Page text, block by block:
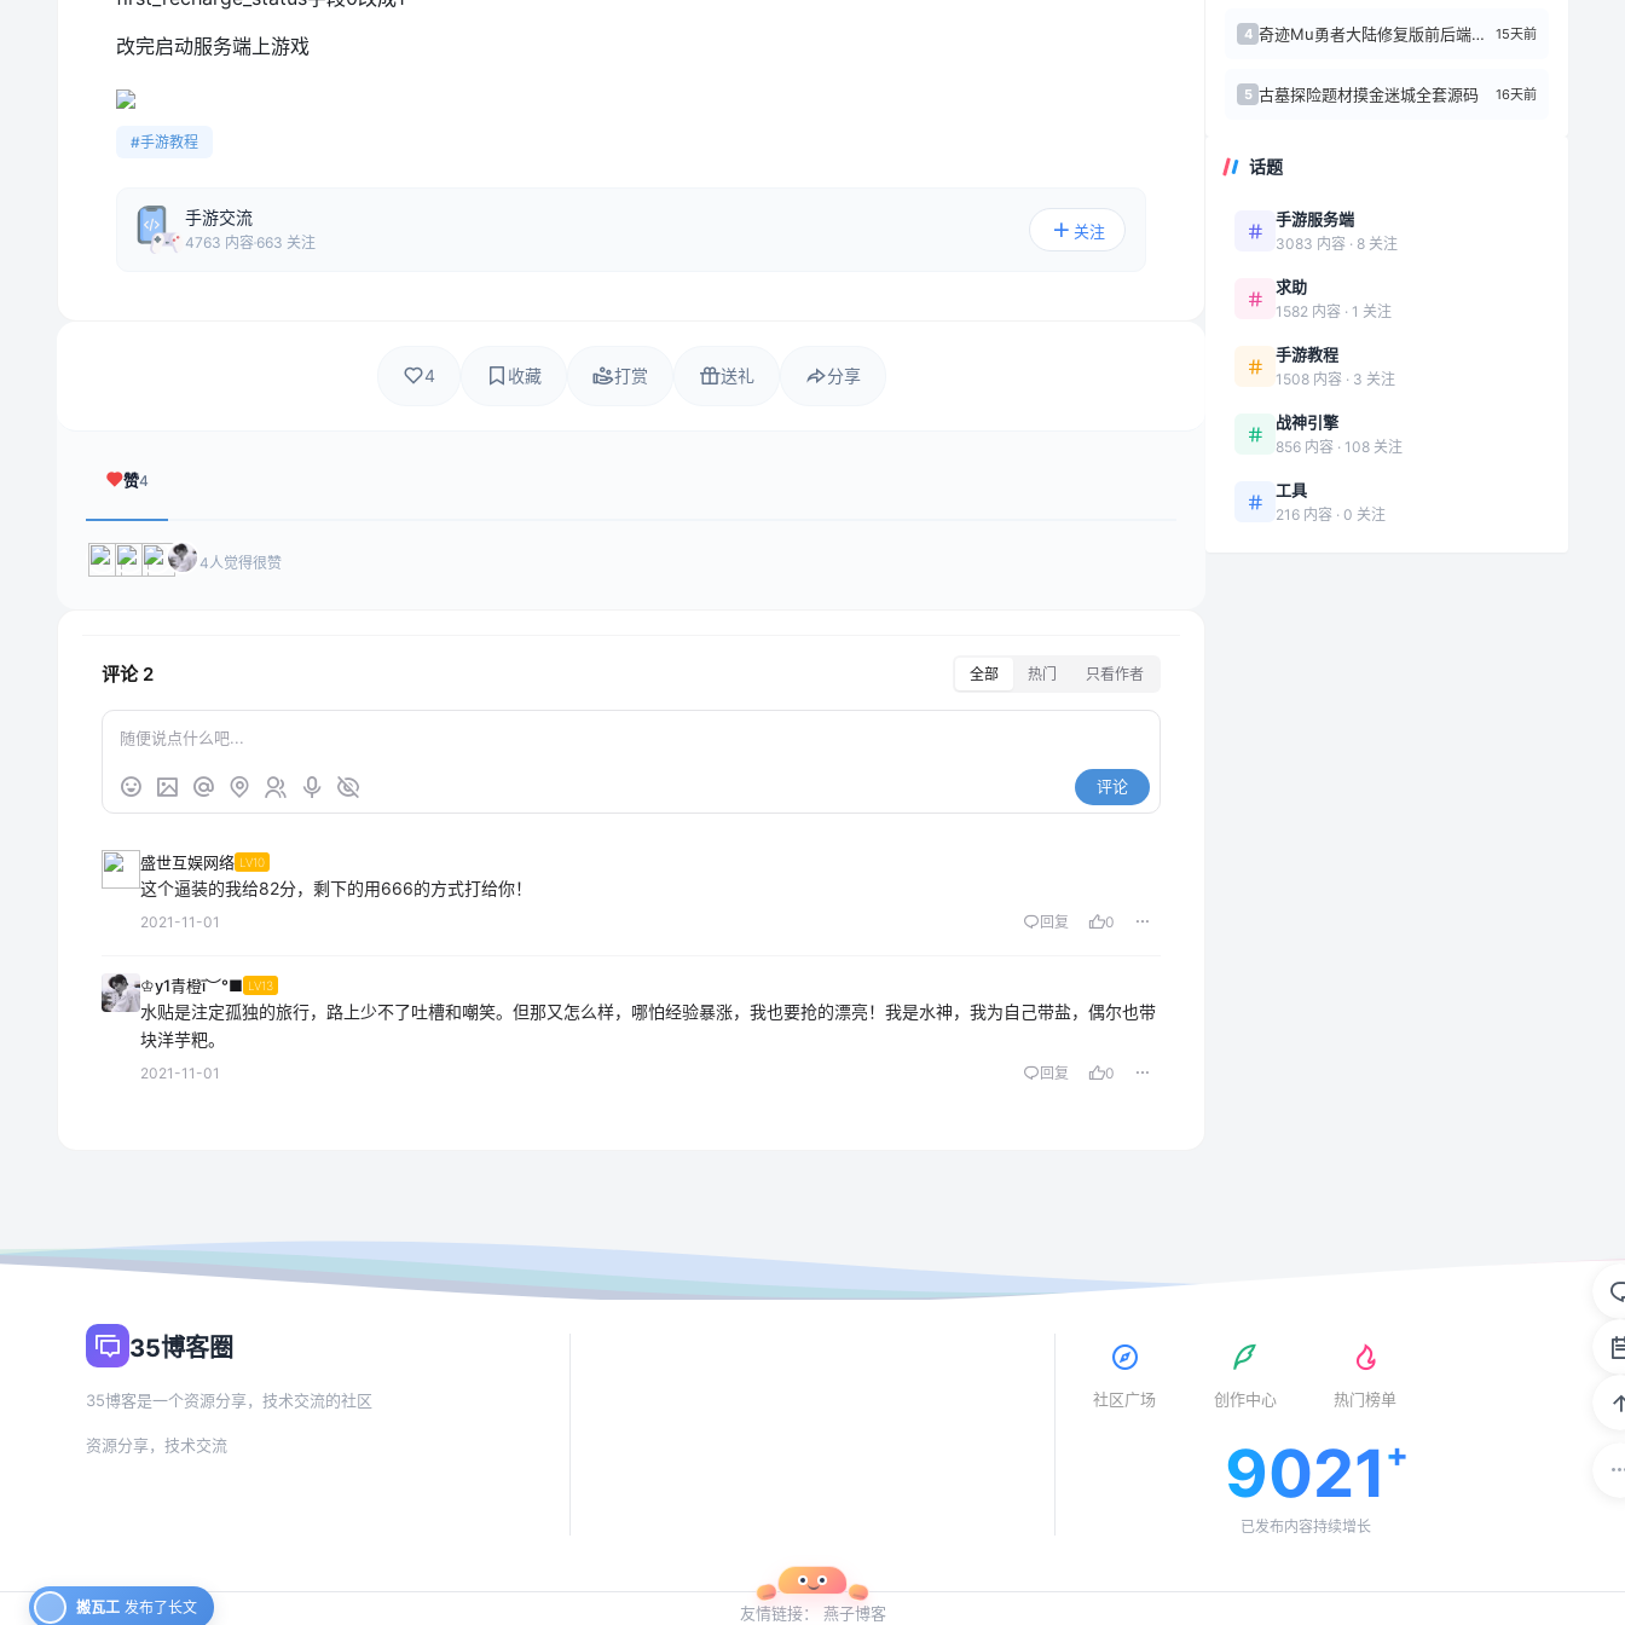
改完启动服务端上游戏
#手游教程
手游交流
4763 内容 663 关注
关注
4 收藏 打赏 送礼 分享
赞4
4人觉得很赞
评论 2 全部 热门 只看作者
评论
盛世互娱网络 LV10
这个逼装的我给82分，剩下的用666的方式打给你！
2021-11-01 回复 0
♔y1青橙ī︶°■ LV13
水贴是注定孤独的旅行，路上少不了吐槽和嘲笑。但那又怎么样，哪怕经验暴涨，我也要抢的漂亮！我是水神，我为自己带盐，偶尔也带
块洋芋粑。
2021-11-01 回复 0
4 奇迹Mu勇者大陆修复版前后端源代码+Linux手工端 15天前
5 古墓探险题材摸金迷城全套源码 16天前
话题
手游服务端
3083 内容 · 8 关注
求助
1582 内容 · 1 关注
手游教程
1508 内容 · 3 关注
战神引擎
856 内容 · 108 关注
工具
216 内容 · 0 关注
搬瓦工 发布了长文
35博客圈
35博客是一个资源分享，技术交流的社区
资源分享，技术交流
社区广场 创作中心 热门榜单
9021
已发布内容持续增长
友情链接： 燕子博客